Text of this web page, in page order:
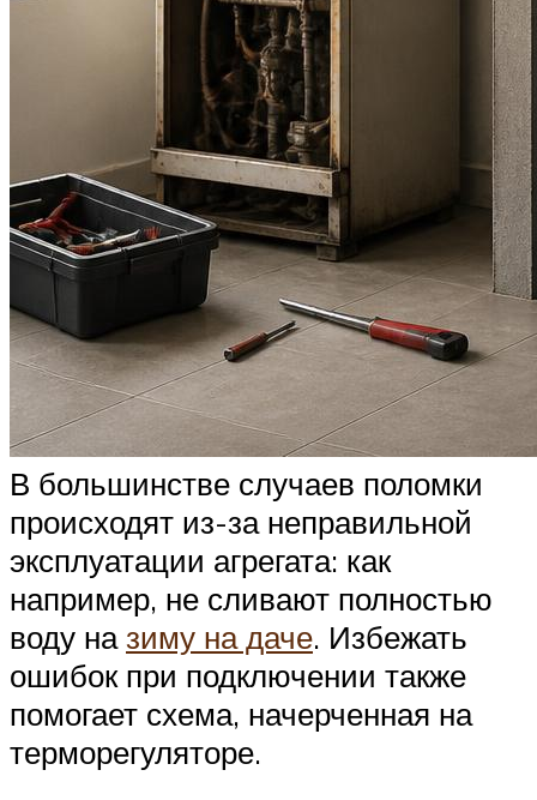
В большинстве случаев поломки
происходят из-за неправильной
эксплуатации агрегата: как
например, не сливают полностью
воду назиму на даче. Избежать
ошибок при подключении также
помогает схема, начерченная на
терморегуляторе.